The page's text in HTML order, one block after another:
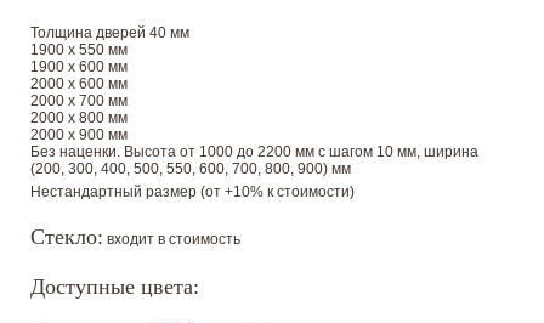
Толщина дверей 40 мм
1900 х 550 мм
1900 х 600 мм
2000 х 600 мм
2000 х 700 мм
2000 х 800 мм
2000 х 900 мм
Без наценки. Высота от 1000 до 2200 мм с шагом 10 мм, ширина
(200, 300, 400, 500, 550, 600, 700, 800, 900) мм
Нестандартный размер (от +10% к стоимости)
Стекло: входит в стоимость
Доступные цвета: